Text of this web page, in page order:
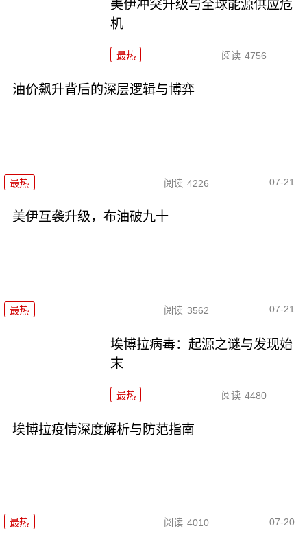
美伊冲突升级与全球能源供应危
机
最热 阅读 4756
油价飙升背后的深层逻辑与博弈
最热 阅读 4226 07-21
美伊互袭升级，布油破九十
最热 阅读 3562 07-21
埃博拉病毒：起源之谜与发现始
末
最热 阅读 4480
埃博拉疫情深度解析与防范指南
最热 阅读 4010 07-20